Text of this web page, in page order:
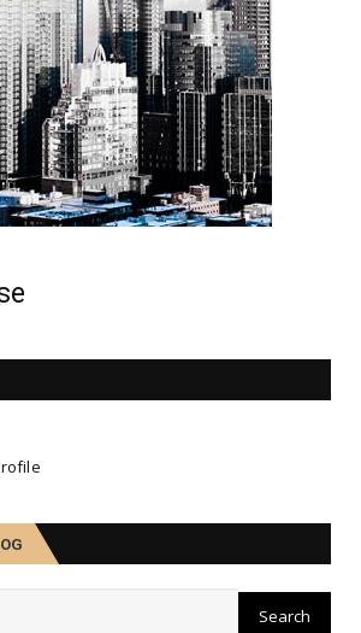
August 07, 2020
TRAINING
ultricies urna, neque aliquam sit
amet.
August 07, 2020